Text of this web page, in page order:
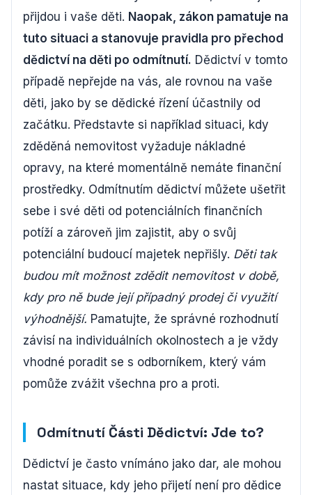
přijdou i vaše děti. Naopak, zákon pamatuje na
tuto situaci a stanovuje pravidla pro přechod
dědictví na děti po odmítnutí. Dědictví v tomto
případě nepřejde na vás, ale rovnou na vaše
děti, jako by se dědické řízení účastnily od
začátku. Představte si například situaci, kdy
zděděná nemovitost vyžaduje nákladné
opravy, na které momentálně nemáte finanční
prostředky. Odmítnutím dědictví můžete ušetřit
sebe i své děti od potenciálních finančních
potíží a zároveň jim zajistit, aby o svůj
potenciální budoucí majetek nepřišly. Děti tak
budou mít možnost zdědit nemovitost v době,
kdy pro ně bude její případný prodej či využití
výhodnější. Pamatujte, že správné rozhodnutí
závisí na individuálních okolnostech a je vždy
vhodné poradit se s odborníkem, který vám
pomůže zvážit všechna pro a proti.
Odmítnutí Části Dědictví: Jde to?
Dědictví je často vnímáno jako dar, ale mohou
nastat situace, kdy jeho přijetí není pro dědice